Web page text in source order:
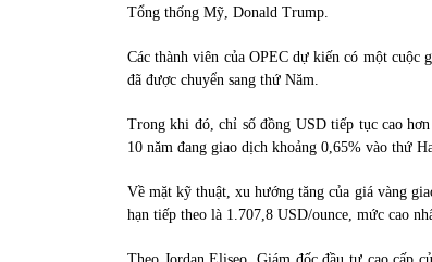
Tổng thống Mỹ, Donald Trump.
Các thành viên của OPEC dự kiến có một
đã được chuyển sang thứ Năm.
Trong khi đó, chỉ số đồng USD tiếp tục cao
10 năm đang giao dịch khoảng 0,65% vào thứ
Về mặt kỹ thuật, xu hướng tăng của giá vàng
hạn tiếp theo là 1.707,8 USD/ounce, mức cao